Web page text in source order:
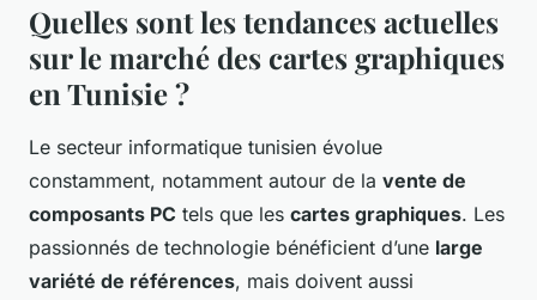
Quelles sont les tendances actuelles
sur le marché des cartes graphiques
en Tunisie ?
Le secteur informatique tunisien évolue
constamment, notamment autour de la vente de
composants PC tels que les cartes graphiques. Les
passionnés de technologie bénéficient d’une large
variété de références, mais doivent aussi